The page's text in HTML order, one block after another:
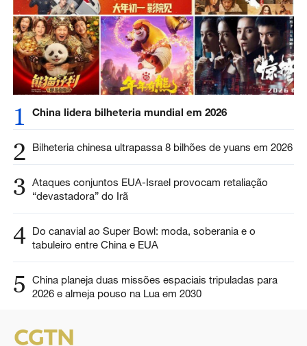
1 China lidera bilheteria mundial em 2026
2 Bilheteria chinesa ultrapassa 8 bilhões de yuans em 2026
3 Ataques conjuntos EUA-Israel provocam retaliação
“devastadora” do Irã
4 Do canavial ao Super Bowl: moda, soberania e o
tabuleiro entre China e EUA
5
China planeja duas missões espaciais tripuladas para
2026 e almeja pouso na Lua em 2030